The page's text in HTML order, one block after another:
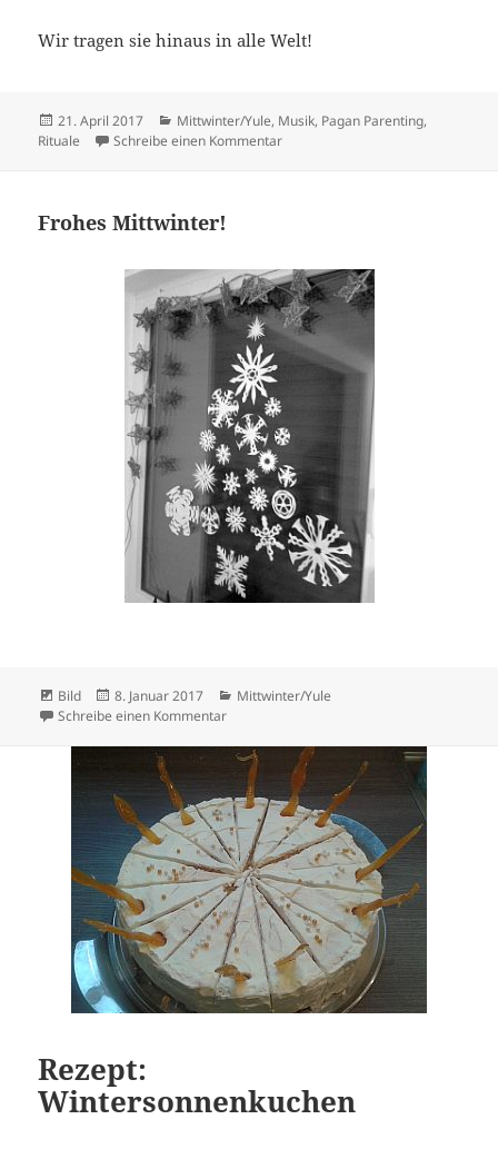
Wir tragen sie hinaus in alle Welt!
Veröffentlicht
am
21. April 2017 Kategorien
Mittwinter/Yule, Musik, Pagan Parenting,
Rituale
Schreibe einen Kommentarzu Lied: Flammenträger
Frohes Mittwinter!
Format
Bild
Veröffentlicht
am
8. Januar 2017 Kategorien
Mittwinter/Yule
Schreibe einen Kommentarzu Frohes Mittwinter!
Rezept:
Wintersonnenkuchen